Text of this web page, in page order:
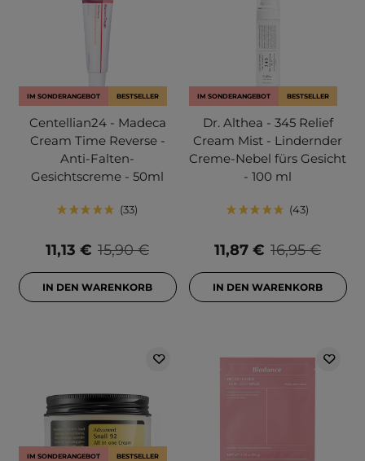
IM SONDERANGEBOT BESTSELLER
Centellian24 - Madeca
Cream Time Reverse -
Anti-Falten-
Gesichtscreme - 50ml
33
15,90 €
11,13 €
IN DEN WARENKORB
IM SONDERANGEBOT BESTSELLER
Dr. Althea - 345 Relief
Cream Mist - Lindernder
Creme-Nebel fürs Gesicht
- 100 ml
43
16,95 €
11,87 €
IN DEN WARENKORB
IM SONDERANGEBOT BESTSELLER